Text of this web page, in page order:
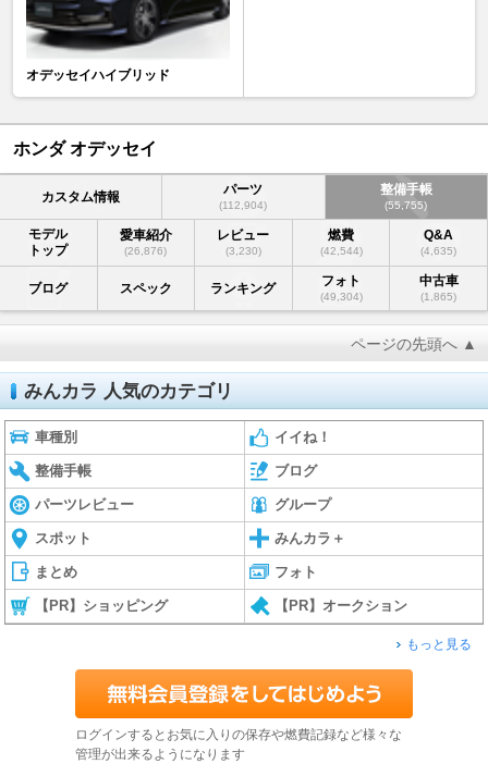
オデッセイハイブリッド
ホンダ オデッセイ
カスタム情報 パーツ
(112,904)
整備手帳
(55,755)
モデル
トップ
愛車紹介
(26,876)
レビュー
(3,230)
燃費
(42,544)
Q&A
(4,635)
ブログ スペック ランキング フォト
(49,304)
中古車
(1,865)
ページの先頭へ ▲
みんカラ 人気のカテゴリ
車種別 イイね！
整備手帳 ブログ
パーツレビュー グループ
スポット みんカラ＋
まとめ フォト
【PR】ショッピング 【PR】オークション
もっと見る
ログインするとお気に入りの保存や燃費記録など様々な
管理が出来るようになります